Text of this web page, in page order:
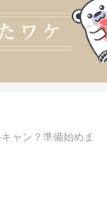
ャン？準備始めま